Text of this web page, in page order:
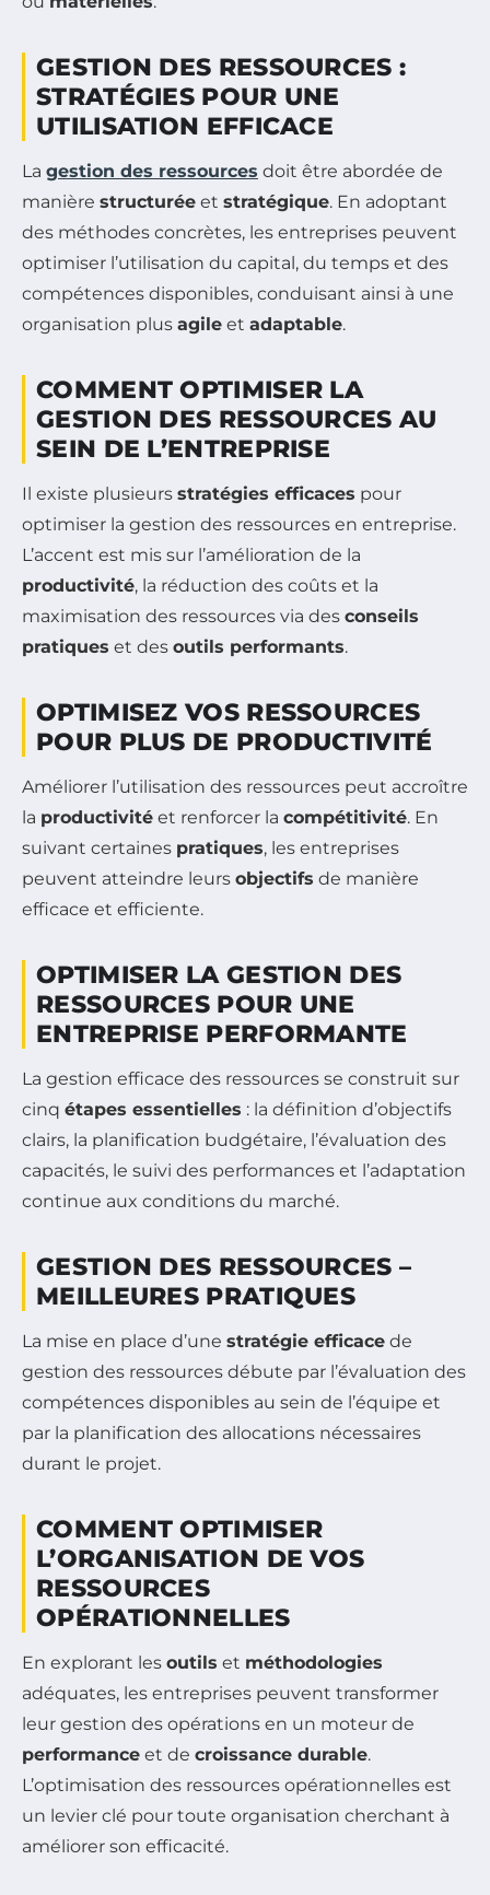
GESTION DES RESSOURCES :
STRATÉGIES POUR UNE
UTILISATION EFFICACE
La gestion des ressources doit être abordée de
manière structurée et stratégique. En adoptant
des méthodes concrètes, les entreprises peuvent
optimiser l’utilisation du capital, du temps et des
compétences disponibles, conduisant ainsi à une
organisation plus agile et adaptable.
COMMENT OPTIMISER LA
GESTION DES RESSOURCES AU
SEIN DE L’ENTREPRISE
Il existe plusieurs stratégies efficaces pour
optimiser la gestion des ressources en entreprise.
L’accent est mis sur l’amélioration de la
productivité, la réduction des coûts et la
maximisation des ressources via des conseils
pratiques et des outils performants.
OPTIMISEZ VOS RESSOURCES
POUR PLUS DE PRODUCTIVITÉ
Améliorer l’utilisation des ressources peut accroître
la productivité et renforcer la compétitivité. En
suivant certaines pratiques, les entreprises
peuvent atteindre leurs objectifs de manière
efficace et efficiente.
OPTIMISER LA GESTION DES
RESSOURCES POUR UNE
ENTREPRISE PERFORMANTE
La gestion efficace des ressources se construit sur
cinq étapes essentielles : la définition d’objectifs
clairs, la planification budgétaire, l’évaluation des
capacités, le suivi des performances et l’adaptation
continue aux conditions du marché.
GESTION DES RESSOURCES –
MEILLEURES PRATIQUES
La mise en place d’une stratégie efficace de
gestion des ressources débute par l’évaluation des
compétences disponibles au sein de l’équipe et
par la planification des allocations nécessaires
durant le projet.
COMMENT OPTIMISER
L’ORGANISATION DE VOS
RESSOURCES
OPÉRATIONNELLES
En explorant les outils et méthodologies
adéquates, les entreprises peuvent transformer
leur gestion des opérations en un moteur de
performance et de croissance durable.
L’optimisation des ressources opérationnelles est
un levier clé pour toute organisation cherchant à
améliorer son efficacité.